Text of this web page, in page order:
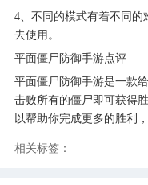
4、不同的模式有着不同
去使用。
平面僵尸防御手游点评
平面僵尸防御手游是一款
击败所有的僵尸即可获得
以帮助你完成更多的胜利
相关标签：